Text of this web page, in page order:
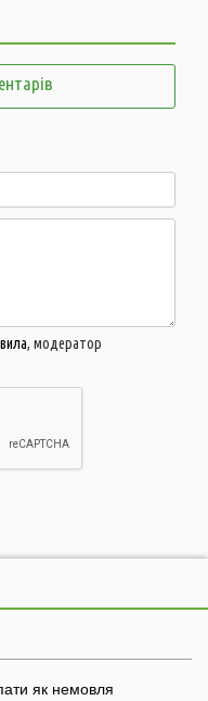
, модератор
як немовля